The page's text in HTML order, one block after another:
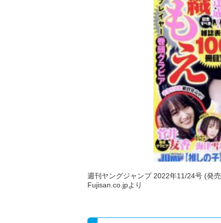
週刊ヤングジャンプ 2022年11/24号 (発
Fujisan.co.jpより